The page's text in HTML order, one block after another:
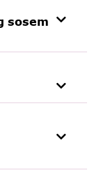
sosem